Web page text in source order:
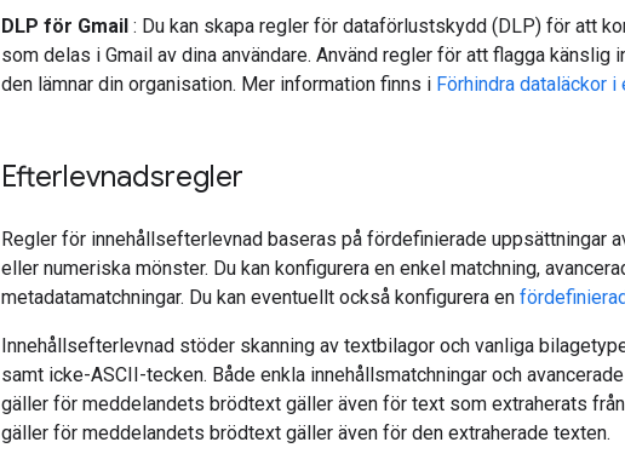
DLP för Gmail : Du kan skapa regler för dataförlustskydd (DLP) för att
som delas i Gmail av dina användare. Använd regler för att flagga känslig
den lämnar din organisation. Mer information finns i Förhindra dataläckor
Efterlevnadsregler
Regler för innehållsefterlevnad baseras på fördefinierade uppsättningar
eller numeriska mönster. Du kan konfigurera en enkel matchning,
metadatamatchningar. Du kan eventuellt också konfigurera en
Innehållsefterlevnad stöder skanning av textbilagor och vanliga
samt icke-ASCII-tecken. Både enkla innehållsmatchningar och
gäller för meddelandets brödtext gäller även för text som extraherats
gäller för meddelandets brödtext gäller även för den extraherade texten.